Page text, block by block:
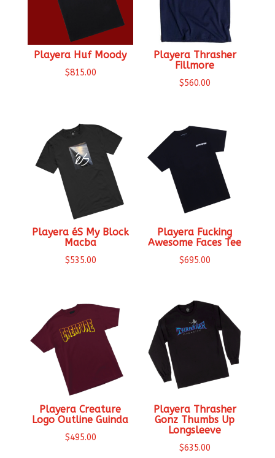
Playera Huf Moody
$815.00
Playera Thrasher
Fillmore
$560.00
Playera éS My Block
Macba
$535.00
Playera Fucking
Awesome Faces Tee
$695.00
Playera Creature
Logo Outline Guinda
$495.00
Playera Thrasher
Gonz Thumbs Up
Longsleeve
$635.00